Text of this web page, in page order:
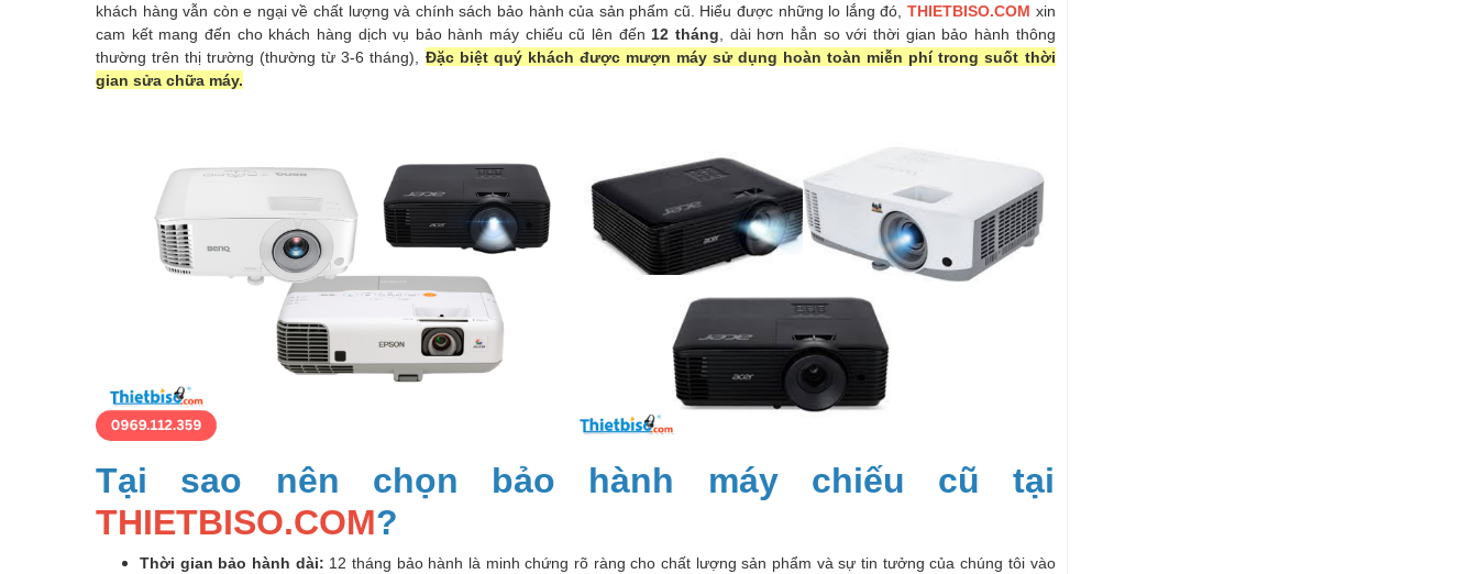
khách hàng vẫn còn e ngại về chất lượng và chính sách bảo hành của sản phẩm cũ. Hiểu được những lo lắng đó, THIETBISO.COM xin
cam kết mang đến cho khách hàng dịch vụ bảo hành máy chiếu cũ lên đến 12 tháng , dài hơn hẳn so với thời gian bảo hành thông
thường trên thị trường (thường từ 3-6 tháng), Đặc biệt quý khách được mượn máy sử dụng hoàn toàn miễn phí trong suốt thời
gian sửa chữa máy.
Tại sao nên chọn bảo hành máy chiếu cũ tại
THIETBISO.COM?
Thời gian bảo hành dài: 12 tháng bảo hành là minh chứng rõ ràng cho chất lượng sản phẩm và sự tin tưởng của chúng tôi vào